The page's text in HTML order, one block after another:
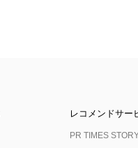
レコメンドサー
PR TIMES